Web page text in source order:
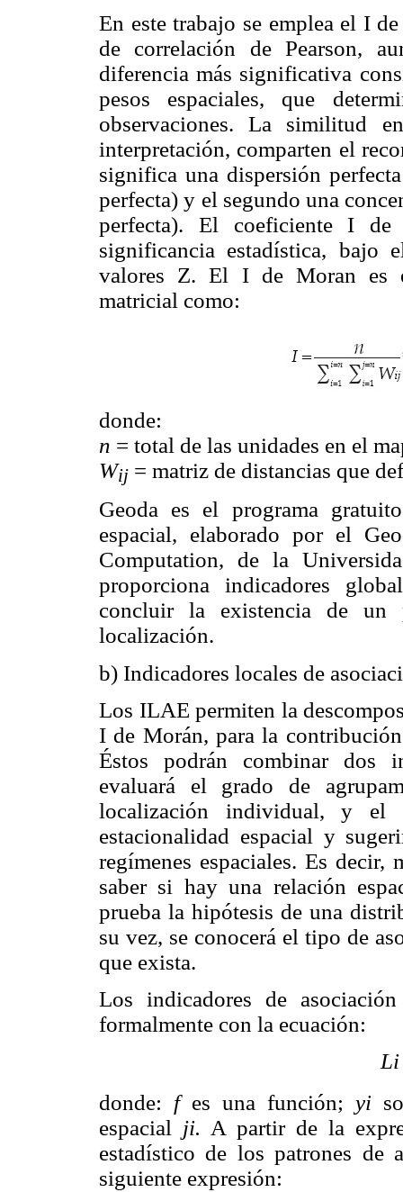
En este trabajo se emplea el I
de correlación de Pearson,
diferencia más significativa
pesos espaciales, que
observaciones. La similitud
interpretación, comparten el
significa una dispersión
perfecta) y el segundo una
perfecta). El coeficiente I
significancia estadística, bajo
valores Z. El I de Moran es
matricial como:
donde:
n = total de las unidades en el
Wij = matriz de distancias que
Geoda es el programa
espacial, elaborado por el
Computation, de la
proporciona indicadores
concluir la existencia de
localización.
b) Indicadores locales de
Los ILAE permiten la
I de Morán, para la
Éstos podrán combinar dos
evaluará el grado de
localización individual, y el
estacionalidad espacial y
regímenes espaciales. Es decir,
saber si hay una relación
prueba la hipótesis de una
su vez, se conocerá el tipo de
que exista.
Los indicadores de
formalmente con la ecuación:
donde: fes una función; yi
espacial ji. A partir de la
estadístico de los patrones de
siguiente expresión: